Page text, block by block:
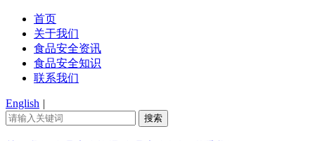
首页
关于我们
食品安全资讯
食品安全知识
联系我们
English |